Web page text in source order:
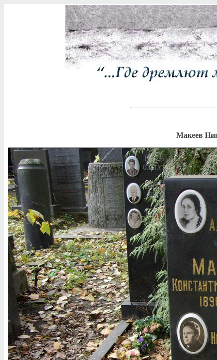
Макеев